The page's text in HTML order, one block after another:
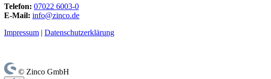
Telefon: 07022 6003-0
E-Mail: info@zinco.de
Impressum | Datenschutzerklärung
© Zinco GmbH